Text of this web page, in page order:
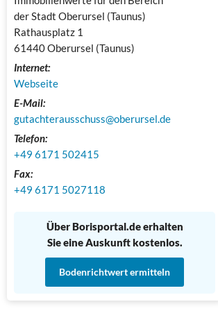
der Stadt Oberursel (Taunus)
Rathausplatz 1
61440 Oberursel (Taunus)
Internet:
Webseite
E-Mail:
gutachterausschuss@oberursel.de
Telefon:
+49 ​​6171 502415
Fax:
+49 ​​6171 5027118
Über Borisportal.de erhalten
Sie eine Auskunft kostenlos.
Bodenrichtwert ermitteln